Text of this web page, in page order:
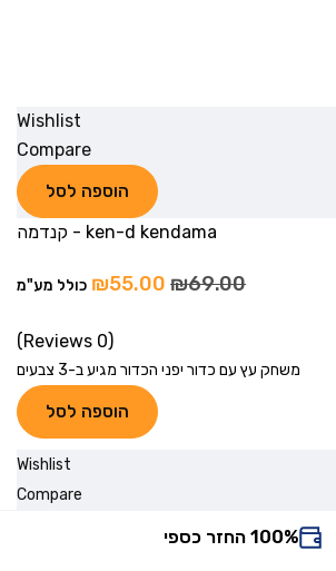
Wishlist
Compare
הוספה לסל
ken-d kendama - קנדמה
₪69.00
₪55.00 כולל מע"מ
(0 Reviews)
משחק עץ עם כדור יפני הכדור מגיע ב-3 צבעים
הוספה לסל
Wishlist
Compare
100% החזר כספי